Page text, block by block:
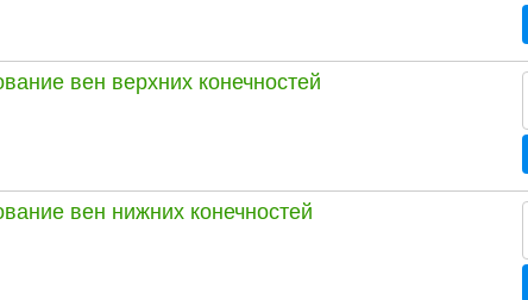
вен верхних конечностей
вен нижних конечностей